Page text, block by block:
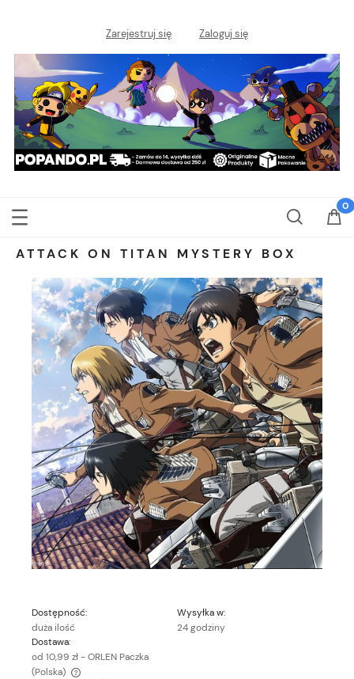
Zarejestruj się Zaloguj się
ATTACK ON TITAN MYSTERY BOX
Dostępność:
duża ilość
Wysyłka w:
24 godziny
Dostawa:
od 10,99 zł- ORLEN Paczka
(Polska)